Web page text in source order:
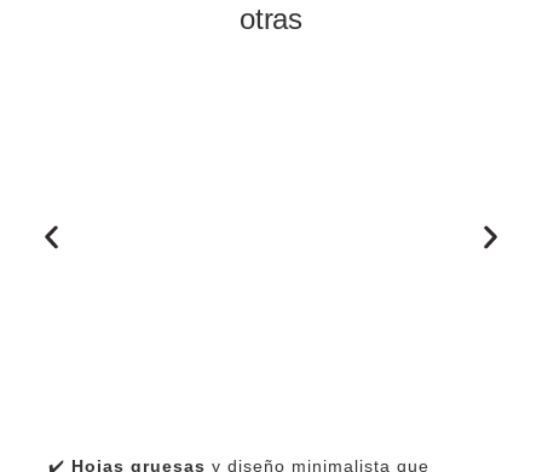
otras
✔️ Hojas gruesas y diseño minimalista que